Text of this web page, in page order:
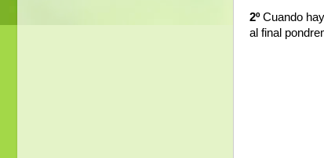
2ºCuando
al final